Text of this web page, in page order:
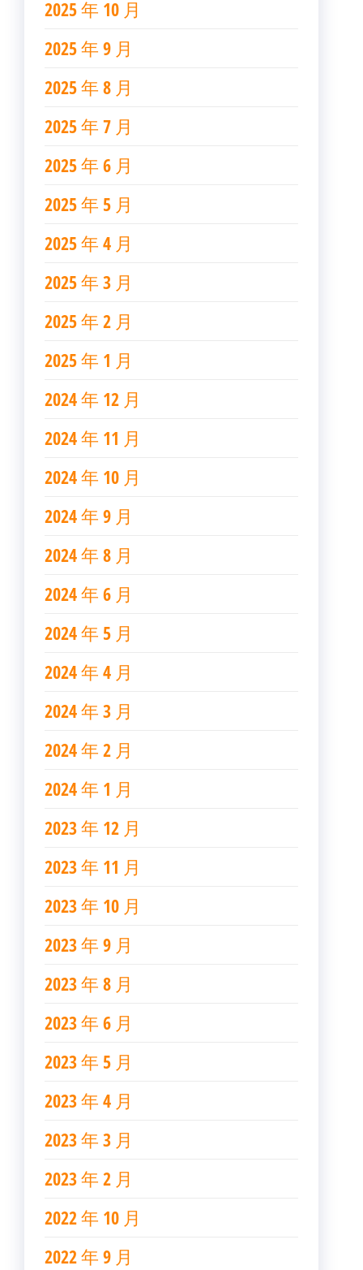
2025 年 10 月
2025 年 9 月
2025 年 8 月
2025 年 7 月
2025 年 6 月
2025 年 5 月
2025 年 4 月
2025 年 3 月
2025 年 2 月
2025 年 1 月
2024 年 12 月
2024 年 11 月
2024 年 10 月
2024 年 9 月
2024 年 8 月
2024 年 6 月
2024 年 5 月
2024 年 4 月
2024 年 3 月
2024 年 2 月
2024 年 1 月
2023 年 12 月
2023 年 11 月
2023 年 10 月
2023 年 9 月
2023 年 8 月
2023 年 6 月
2023 年 5 月
2023 年 4 月
2023 年 3 月
2023 年 2 月
2022 年 10 月
2022 年 9 月